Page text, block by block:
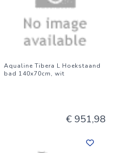
Aqualine Tibera L Hoekstaand
bad 140x70cm, wit
€ 951,98